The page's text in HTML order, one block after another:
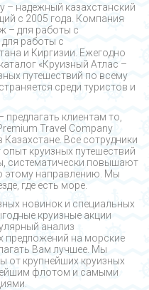
– надежный казахстанский
с 2005 года. Компания
– для работы с
работы с
и Киргизии. Ежегодно
«Круизный Атлас –
путешествий по всему
среди туристов и
клиентам то,
Travel Company
Все сотрудники
круизных путешествий
систематически повышают
направлению. Мы
где есть море.
новинок и специальных
круизные акции
анализ
на морские
Вам лучшее. Мы
от крупнейших круизных
флотом и самыми